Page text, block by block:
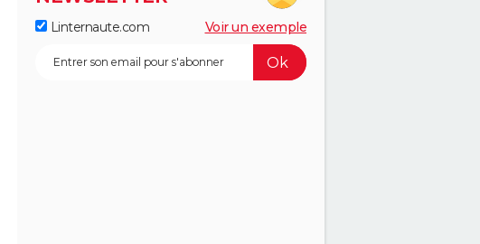
Linternaute.com Voir un exemple